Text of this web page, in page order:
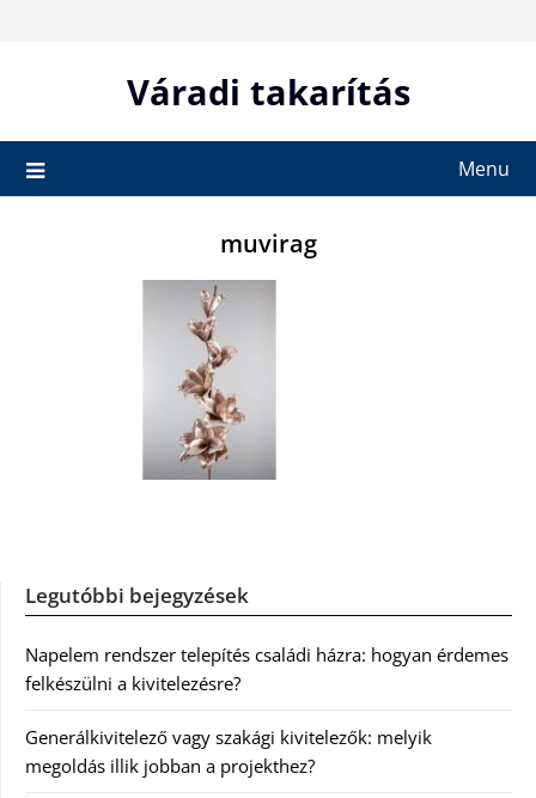
Váradi takarítás
Menu
muvirag
Legutóbbi bejegyzések
Napelem rendszer telepítés családi házra: hogyan érdemes
felkészülni a kivitelezésre?
Generálkivitelező vagy szakági kivitelezők: melyik
megoldás illik jobban a projekthez?